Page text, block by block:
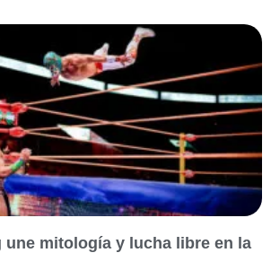
une mitología y lucha libre en la